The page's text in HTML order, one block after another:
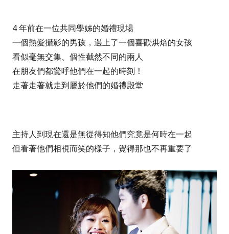
4 年前在一位共同學姊的婚禮現場
一個熱愛攝影的男孩，遇上了一個喜歡烘焙的女孩
看似毫無交集、個性截然不同的兩人
在朋友們都驚呼他們在一起的時刻！
走著走著就走到屬於他們的婚禮殿堂
主持人到現在還是無從得知他們究竟是何時在一起
但看著他們相視而笑的樣子，覺得那也不再重要了